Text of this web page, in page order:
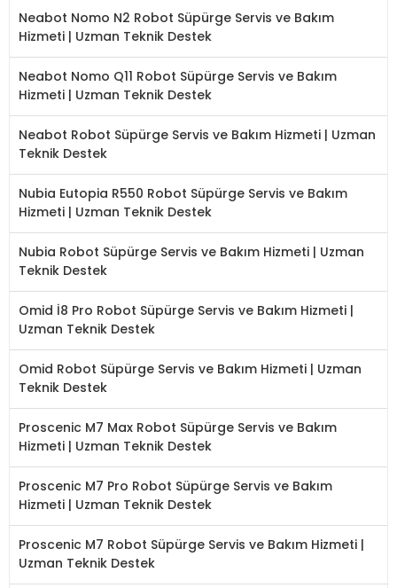
Neabot Nomo N2 Robot Süpürge Servis ve Bakım
Hizmeti | Uzman Teknik Destek
Neabot Nomo Q11 Robot Süpürge Servis ve Bakım
Hizmeti | Uzman Teknik Destek
Neabot Robot Süpürge Servis ve Bakım Hizmeti | Uzman
Teknik Destek
Nubia Eutopia R550 Robot Süpürge Servis ve Bakım
Hizmeti | Uzman Teknik Destek
Nubia Robot Süpürge Servis ve Bakım Hizmeti | Uzman
Teknik Destek
Omid İ8 Pro Robot Süpürge Servis ve Bakım Hizmeti |
Uzman Teknik Destek
Omid Robot Süpürge Servis ve Bakım Hizmeti | Uzman
Teknik Destek
Proscenic M7 Max Robot Süpürge Servis ve Bakım
Hizmeti | Uzman Teknik Destek
Proscenic M7 Pro Robot Süpürge Servis ve Bakım
Hizmeti | Uzman Teknik Destek
Proscenic M7 Robot Süpürge Servis ve Bakım Hizmeti |
Uzman Teknik Destek